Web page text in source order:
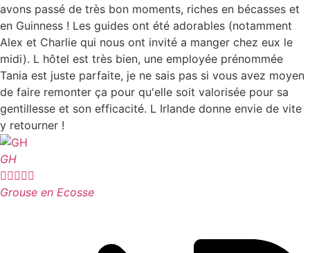
avons passé de très bon moments, riches en bécasses et
en Guinness ! Les guides ont été adorables (notamment
Alex et Charlie qui nous ont invité a manger chez eux le
midi). L hôtel est très bien, une employée prénommée
Tania est juste parfaite, je ne sais pas si vous avez moyen
de faire remonter ça pour qu'elle soit valorisée pour sa
gentillesse et son efficacité. L Irlande donne envie de vite
y retourner !
GH

Grouse en Ecosse